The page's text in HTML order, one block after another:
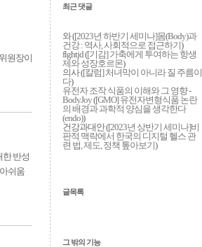
원장이
한 반성
쉬움
최근 댓글
와 ([2023년 하반기 세미나]몸(Body)과
건강 : 역사, 사회적으로 접근하기)
flghtjd ([기감] 가축에게 투여하는 항생
제와 성장호르몬)
의사 ([칼럼] 처녀막이 아니라 질 주름이
다)
유전자 조작 식품의 이해와 그 영향 -
BodyJoy([GMO] 유전자변형식품 논란
의 배경과 과학적 양심을 생각한다
(endo))
건강과대안 ([2023년 상반기 세미나]비
판적 맥락에서 한국의 디지털 헬스 관
련 법, 제도, 정책 톺아보기)
글목록
그 밖의 기능